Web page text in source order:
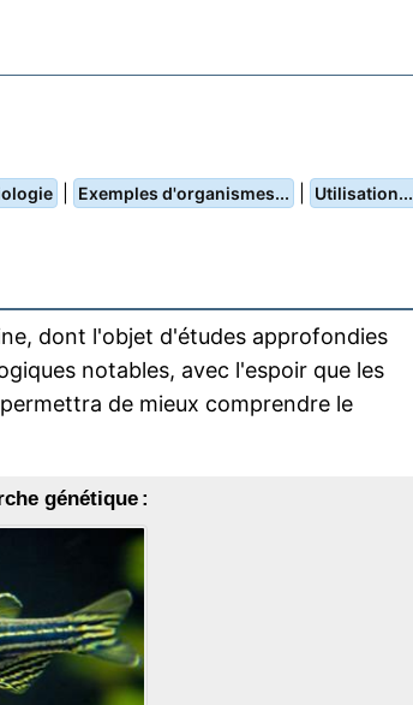
Exemples d'organismes... Utilisation...
dont l'objet d'études approfondies
notables, avec l'espoir que les
de mieux comprendre le
génétique :